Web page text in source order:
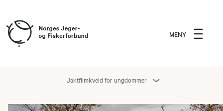
MENY
Jaktfilmkveld for ungdommer